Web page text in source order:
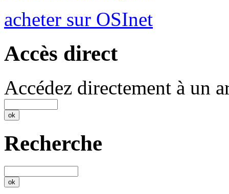
acheter sur OSInet
Accès direct
Accédez directement à un
Recherche